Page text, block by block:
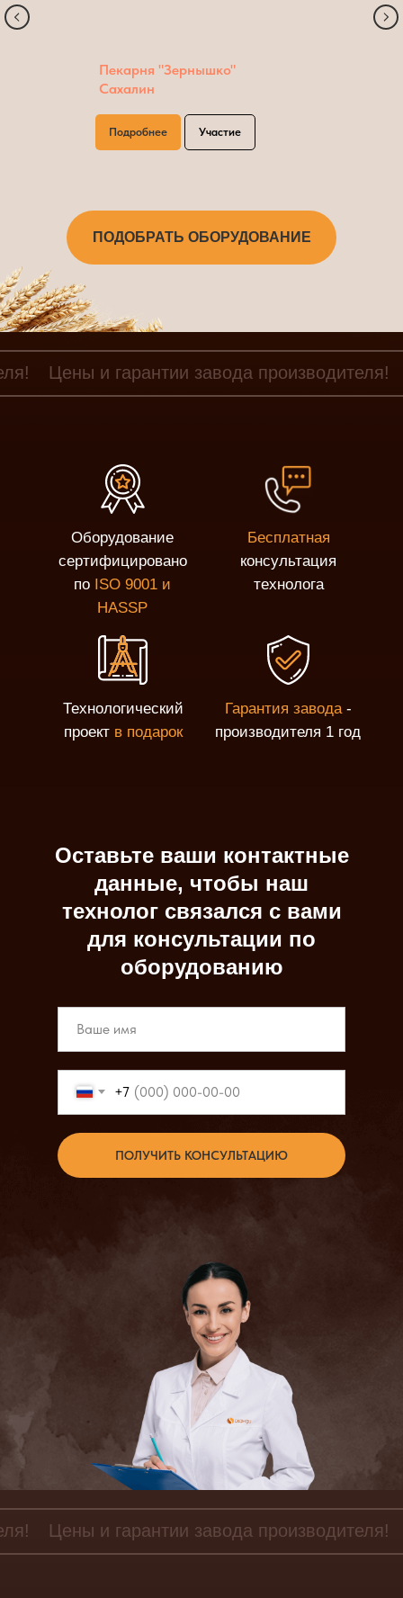
Пекарня "Зернышко"
Сахалин
Подробнее Участие
ПОДОБРАТЬ ОБОРУДОВАНИЕ
Цены и гарантии завода производителя!
Оборудование
сертифицировано
по ISO 9001 и
HASSP
Бесплатная
консультация
технолога
Технологический
проект в подарок
Гарантия завода-
производителя 1 год
Оставьте ваши контактные
данные, чтобы наш
технолог связался с вами
для консультации по
оборудованию
+7
ПОЛУЧИТЬ КОНСУЛЬТАЦИЮ
Цены и гарантии завода производителя!